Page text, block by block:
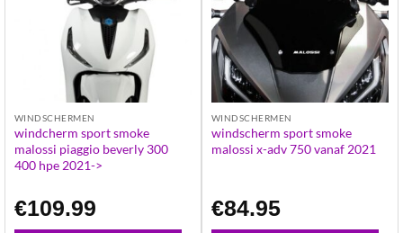
WINDSCHERMEN
windcherm sport smoke
malossi piaggio beverly 300
400 hpe 2021->
€109.99
WINDSCHERMEN
windscherm sport smoke
malossi x-adv 750 vanaf 2021
€84.95